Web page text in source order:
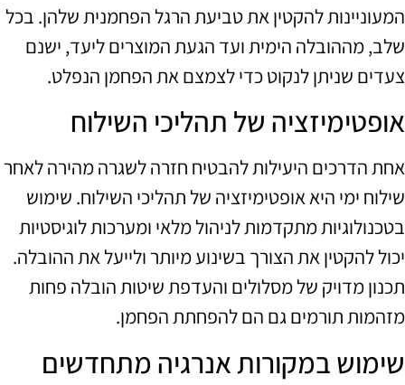
המעוניינות להקטין את טביעת הרגל הפחמנית שלהן. בכל
שלב, מההובלה הימית ועד הגעת המוצרים ליעד, ישנם
צעדים שניתן לנקוט כדי לצמצם את הפחמן הנפלט.
אופטימיזציה של תהליכי השילוח
אחת הדרכים היעילות להבטיח חזרה לשגרה מהירה לאחר
שילוח ימי היא אופטימיזציה של תהליכי השילוח. שימוש
בטכנולוגיות מתקדמות לניהול מלאי ומערכות לוגיסטיות
יכול להקטין את הצורך בשינוע מיותר ולייעל את ההובלה.
תכנון מדויק של מסלולים והעדפת שיטות הובלה פחות
מזהמות תורמים גם הם להפחתת הפחמן.
שימוש במקורות אנרגיה מתחדשים